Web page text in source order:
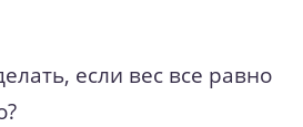
если вес все равно